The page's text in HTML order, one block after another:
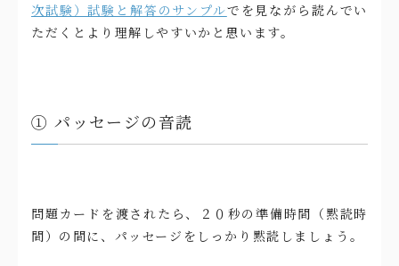
次試験）試験と解答のサンプルでを見ながら読んでい
ただくとより理解しやすいかと思います。
① パッセージの音読
問題カードを渡されたら、２０秒の準備時間（黙読時
間）の間に、パッセージをしっかり黙読しましょう。